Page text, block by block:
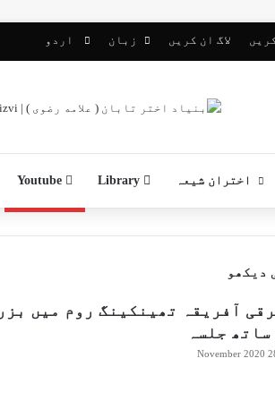
لاگ ان کریں زبان اردو
اختران شیعہ Library
Youtube
دیکھو
آفریقہ تھینکینگ روم میں
ساتھ جلسہ
28